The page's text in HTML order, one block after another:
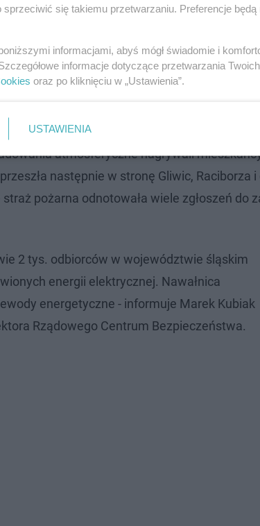
atmosferyczne nagrywali
następnie w stronę Gliwic, Raciborza
pożarna odnotowała wiele zgłoszeń do
2 tys. odbiorców w województwie śląskim
energii elektrycznej. Nawałnica
energetyczne - informuje Marek Kubiak
Rządowego Centrum Bezpieczeństwa.
się takiemu przetwarzaniu. Preferencje będą
informacjami, abyś mógł świadomie i
informacje dotyczące przetwarzania
oraz po kliknięciu w „Ustawienia”.
USTAWIENIA